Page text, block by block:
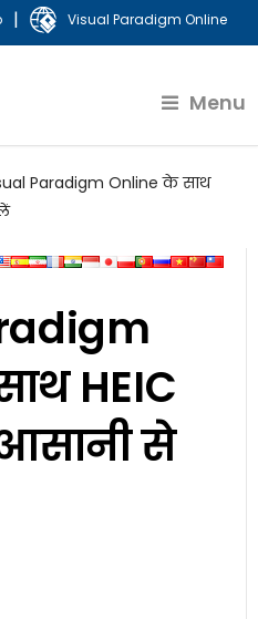
| Visual Paradigm Online
Menu
Paradigm Online के साथ
HEIC
से